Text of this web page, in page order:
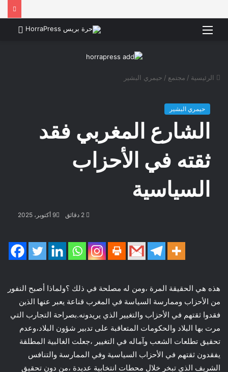
القائمة
الرئيسية / مجتمع / حيمري البشير
حيمري البشير
الشارع المغربي فقد
ثقته في الأحزاب
السياسية
9 أكتوبر، 2025
هذه هي الحقيقة المرة ،ومن له مصلحة في ذلك ؟ولماذا أصبح النفور
من الأحزاب وممارسة السياسة في المغرب قناعة يعبر عنها الذين
فقدوا ثقتهم في الأحزاب والتغيير الذي يريدونه.بصراحة التجارب التي
مرت بها البلاد والحكومات المتعاقبة على تدبير شؤون البلاد،وعدم
تحقيق تطلعات الشعب وآماله في التغيير ،جعلت الغالبية المطلقة
يفقدون ثقتهم في الأحزاب السياسية وفي الممارسة والتنافس
الشريف الذي تبخر خلال محطات انتخابية عديدة ،من دون تحقيق